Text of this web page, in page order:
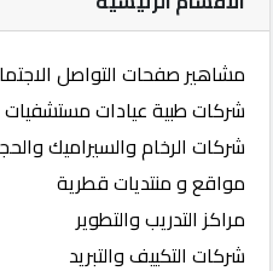
مشاهير صفحات التواصل
شركات طبية عيادات مستشفيات
شركات الرخام والسيراميك
مواقع و منتديات قطرية
مراكز التدريب والتطوير
شركات التكييف والتبريد